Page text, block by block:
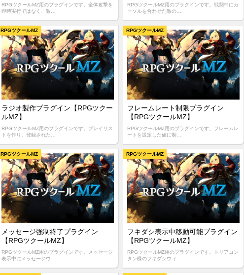
RPGツクールMZ用のプラグインです。全体攻撃を
即時実行ではなく、敵…
RPGツクールMZ用のプラグインです。戦闘中にカ
ーソルを合わせた敵の…
ラジオ製作プラグイン【RPGツクー
ルMZ】
RPGツクールMZ用のプラグインです。プレイリス
トを作り、登録された…
RPGツクールMZ
フレームレート制限プラグイン
【RPGツクールMZ】
RPGツクールMZ用のプラグインです。フレームレ
ートを設定した値に制…
RPGツクールMZ
メッセージ強制終了プラグイン
【RPGツクールMZ】
RPGツクールMZ用のプラグインです。メッセージ
表示中にメッセージウ…
RPGツクールMZ
フキダシ表示中移動可能プラグイン
【RPGツクールMZ】
RPGツクールMZ用のプラグインです。トリアコン
タン様のフキダシウィ…
RPGツクールMZ